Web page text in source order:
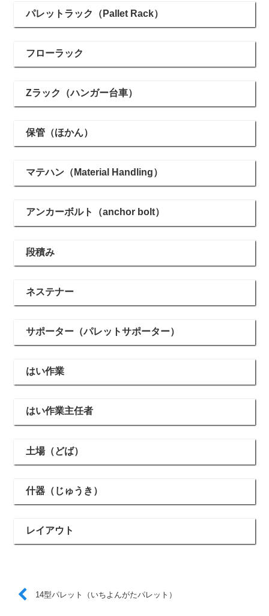
パレットラック（Pallet Rack）
フローラック
Zラック（ハンガー台車）
保管（ほかん）
マテハン（Material Handling）
アンカーボルト（anchor bolt）
段積み
ネステナー
サポーター（パレットサポーター）
はい作業
はい作業主任者
土場（どば）
什器（じゅうき）
レイアウト
14型パレット（いちよんがたパレット）